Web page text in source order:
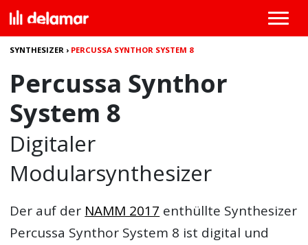
SYNTHESIZER › PERCUSSA SYNTHOR SYSTEM 8
Percussa Synthor
System 8
Digitaler
Modularsynthesizer
Der auf der NAMM 2017 enthüllte Synthesizer
Percussa Synthor System 8 ist digital und